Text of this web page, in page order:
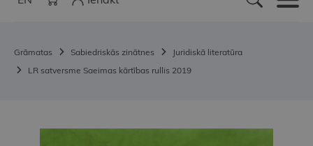
Grāmatas Sabiedriskās zinātnes
Juridiskā literatūra
LR satversme Saeimas kārtības rullis 2019